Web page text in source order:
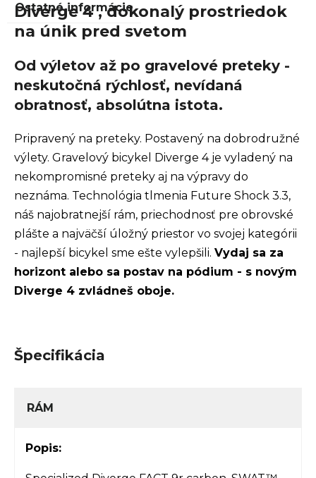
Ostatné informácie
Diverge 4 , dokonalý prostriedok
na únik pred svetom
Od výletov až po gravelové preteky -
neskutočná rýchlosť, nevídaná
obratnosť, absolútna istota.
Pripravený na preteky. Postavený na dobrodružné
výlety. Gravelový bicykel Diverge 4 je vyladený na
nekompromisné preteky aj na výpravy do
neznáma. Technológia tlmenia Future Shock 3.3,
náš najobratnejší rám, priechodnosť pre obrovské
plášte a najväčší úložný priestor vo svojej kategórii
- najlepší bicykel sme ešte vylepšili. Vydaj sa za
horizont alebo sa postav na pódium - s novým
Diverge 4 zvládneš oboje.
Špecifikácia
RÁM
Popis: